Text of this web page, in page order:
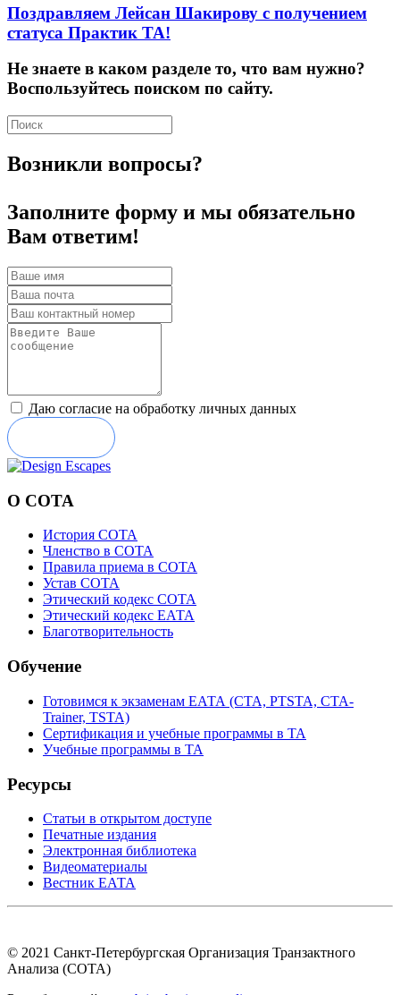
Поздравляем Лейсан Шакирову с получением
статуса Практик ТА!
Не знаете в каком разделе то, что вам нужно?
Воспользуйтесь поиском по сайту.
Возникли вопросы?
Заполните форму и мы обязательно
Вам ответим!
Даю согласие на обработку личных данных
О СОТА
История СОТА
Членство в СОТА
Правила приема в СОТА
Устав СОТА
Этический кодекс СОТА
Этический кодекс ЕАТА
Благотворительность
Обучение
Готовимся к экзаменам ЕАТА (СТА, PTSTA, СТА-
Trainer, TSTA)
Сертификация и учебные программы в ТА
Учебные программы в ТА
Ресурсы
Статьи в открытом доступе
Печатные издания
Электронная библиотека
Видеоматериалы
Вестник ЕАТА
© 2021 Санкт-Петербургская Организация Транзактного
Анализа (СОТА)